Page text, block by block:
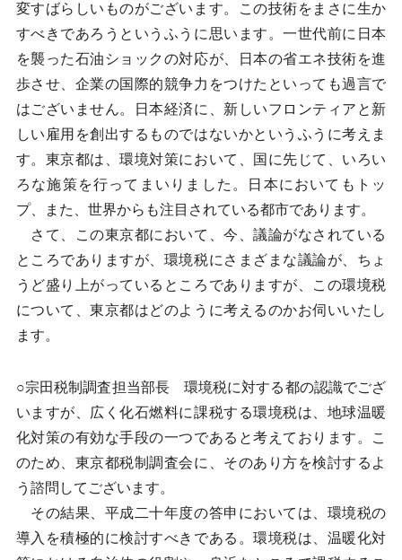
変すばらしいものがございます。この技術をまさに生か
すべきであろうというふうに思います。一世代前に日本
を襲った石油ショックの対応が、日本の省エネ技術を進
歩させ、企業の国際的競争力をつけたといっても過言で
はございません。日本経済に、新しいフロンティアと新
しい雇用を創出するものではないかというふうに考えま
す。東京都は、環境対策において、国に先じて、いろい
ろな施策を行ってまいりました。日本においてもトッ
プ、また、世界からも注目されている都市であります。
さて、この東京都において、今、議論がなされている
ところでありますが、環境税にさまざまな議論が、ちょ
うど盛り上がっているところでありますが、この環境税
について、東京都はどのように考えるのかお伺いいたし
ます。
○宗田税制調査担当部長 環境税に対する都の認識でござ
いますが、広く化石燃料に課税する環境税は、地球温暖
化対策の有効な手段の一つであると考えております。こ
のため、東京都税制調査会に、そのあり方を検討するよ
う諮問してございます。
その結果、平成二十年度の答申においては、環境税の
導入を積極的に検討すべきである。環境税は、温暖化対